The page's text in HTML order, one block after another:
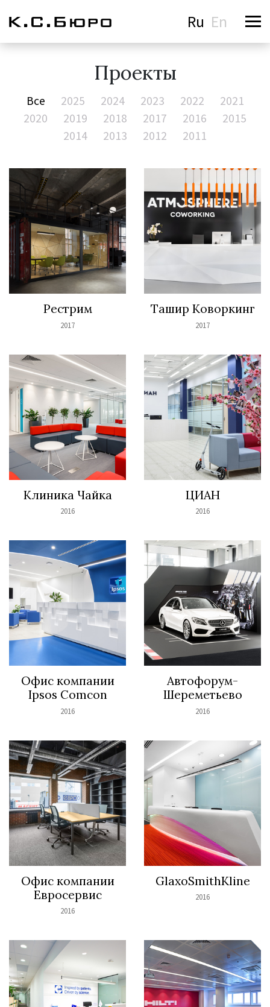
Ru En
Проекты
Все 2025 2024 2023 2022
2021
2020
2019 2018 2017 2016
2015
2014
2013 2012 2011
Рестрим
2017
Ташир Коворкинг
2017
Клиника Чайка
2016
ЦИАН
2016
Офис компании
Ipsos Comcon
2016
Автофорум-
Шереметьево
2016
Офис компании
Евросервис
2016
GlaxoSmithKline
2016